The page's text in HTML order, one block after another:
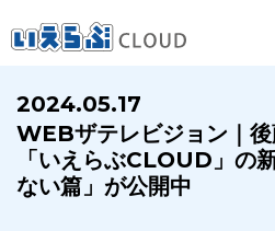
賃貸仲介
業務向け機能
売買仲
2024.05.17
WEBザテレビジョン｜
「いえらぶCLOUD」の
ない篇」が公開中